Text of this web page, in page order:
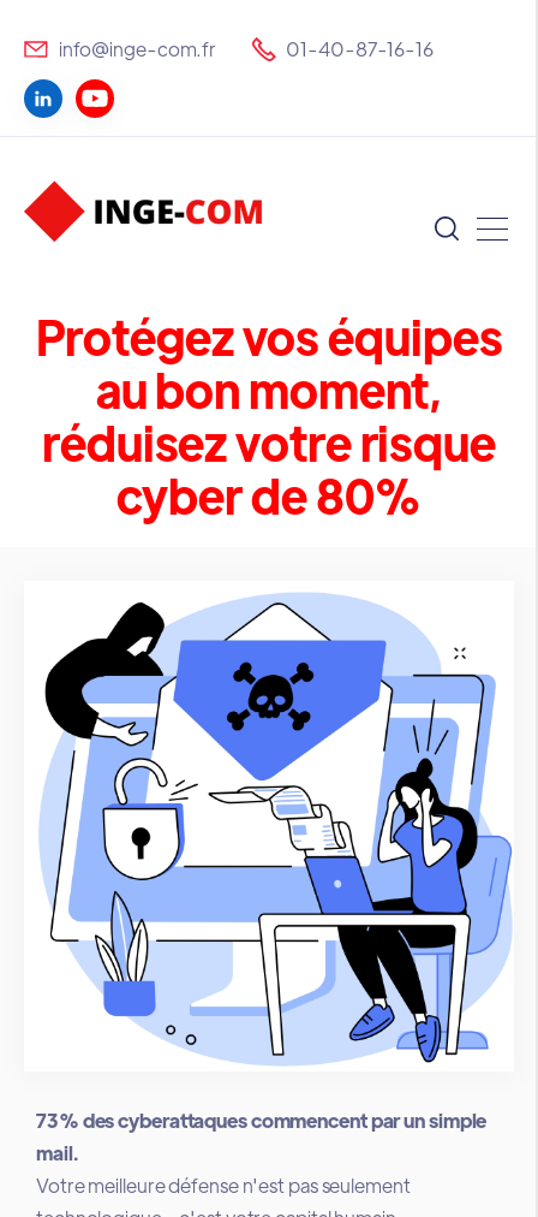
info@inge-com.fr 01-40-87-16-16
Protégez vos équipes
au bon moment,
réduisez votre risque
cyber de 80%
73% des cyberattaques commencent par un simple
mail.
Votre meilleure défense n'est pas seulement